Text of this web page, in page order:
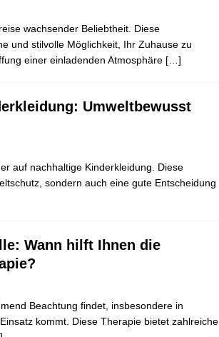
wachsender Beliebtheit. Diese
und stilvolle Möglichkeit, Ihr Zuhause zu
einer einladenden Atmosphäre […]
Umweltbewusst
auf nachhaltige Kinderkleidung. Diese
sondern auch eine gute Entscheidung
Wann hilft Ihnen die
Beachtung findet, insbesondere in
kommt. Diese Therapie bietet zahlreiche